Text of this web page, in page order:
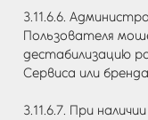
3.11.6.6.
Пользователя
дестабилизацию
Сервиса или
3.11.6.7. При